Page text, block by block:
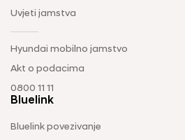
Uvjeti jamstva
Hyundai mobilno jamstvo
Akt o podacima
0800 11 11
Bluelink
Bluelink povezivanje